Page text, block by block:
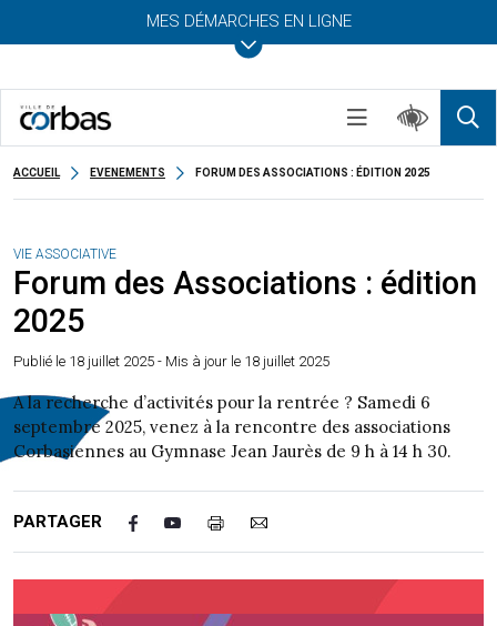
MES DÉMARCHES EN LIGNE
ACCUEIL EVENEMENTS FORUM DES ASSOCIATIONS : ÉDITION 2025
VIE ASSOCIATIVE
Forum des Associations : édition
2025
Publié le 18 juillet 2025 - Mis à jour le 18 juillet 2025
A la recherche d’activités pour la rentrée ? Samedi 6
septembre 2025, venez à la rencontre des associations
Corbasiennes au Gymnase Jean Jaurès de 9 h à 14 h 30.
PARTAGER